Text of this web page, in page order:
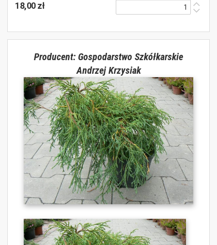
18,00 zł
Producent: Gospodarstwo Szkółkarskie
Andrzej Krzysiak